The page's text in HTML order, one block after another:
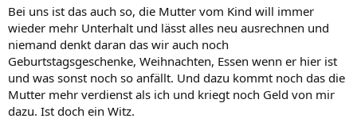
Bei uns ist das auch so, die Mutter vom Kind will immer
wieder mehr Unterhalt und lässt alles neu ausrechnen und
niemand denkt daran das wir auch noch
Geburtstagsgeschenke, Weihnachten, Essen wenn er hier ist
und was sonst noch so anfällt. Und dazu kommt noch das die
Mutter mehr verdienst als ich und kriegt noch Geld von mir
dazu. Ist doch ein Witz.